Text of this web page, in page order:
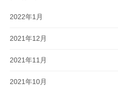
2022年1月
2021年12月
2021年11月
2021年10月